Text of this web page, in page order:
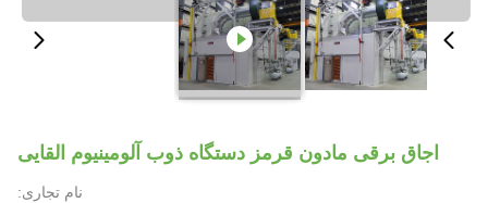
اجاق برقی مادون قرمز دستگاه ذوب آلومینیوم القایی
نام تجاری: